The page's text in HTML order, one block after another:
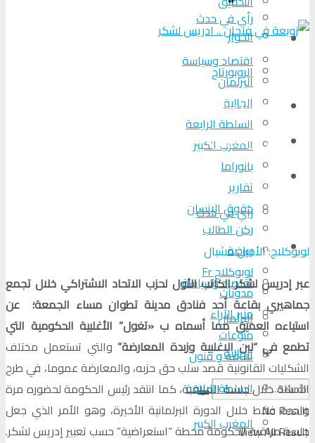
رأي في حدث
المزيد
اقتصاد وسياسة
البرلمان
الجالية
السلطة الرابعة
المغرب الكبير
بانوراما
تقارير
حقوق الإنسان
ركن الطالب
رياضة
لوبوكلاج Fr
مدونات
منبر الآراء
منوعات
ثقافة و فنون
No Result
View All Result
الحوار
الروبورتاج
تحلیل الأحداث
من عين المكان
لوبوكلاج TV
رأي في حدث
المزيد
اقتصاد وسياسة
البرلمان
الجالية
السلطة الرابعة
المغرب الكبير
لوبوكلاج: الأمين مشبال
عبر إدريس لشكر الكاتب الأول لحزب الاتحاد الاشتراكي خلال تجمع
جماهيري بقاعة أحد فنادق مدينة تطوان مساء الجمعة؛ عن
استياءه العميق مما أسماه ب «تغول” الأغلبية الحكومية التي
تطمع في “لبن الاغلبية وزبدة المعارضة” والتي تستعمل مختلف
الشكليات القانونية قصد سلب حق حزبه، والمعارضة عموما، في طرح
الأسئلة خلال جلسة المراقبة، كما انتقد رئيس الحكومة لحضوره مرة
واحدة فقط خلال الدورة البرلمانية الأخيرة، وهو الأمر الذي جعل
جلسة مراقبة الحكومة محطة “استعراضية” حسب تعبير إدريس لشكر.